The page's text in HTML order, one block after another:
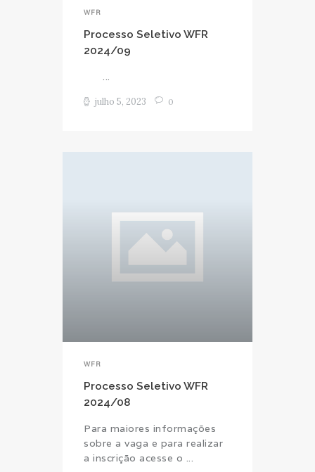
WFR
Processo Seletivo WFR
2024/09
...
julho 5, 2023 0
WFR
Processo Seletivo WFR
2024/08
Para maiores informações
sobre a vaga e para realizar
a inscrição acesse o ...